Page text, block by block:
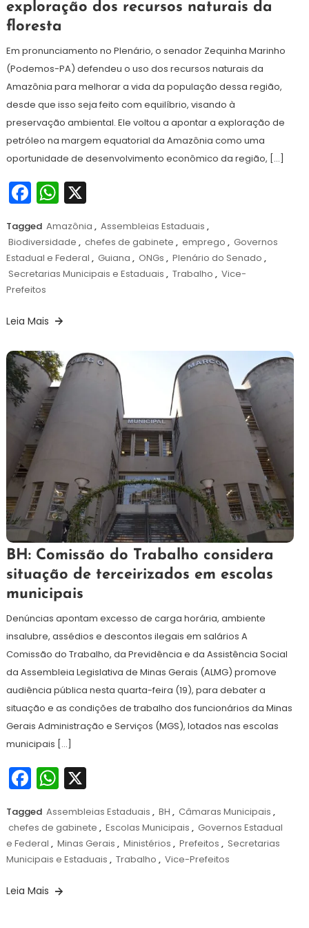
junho
de
exploração dos recursos naturais da
floresta
Em pronunciamento no Plenário, o senador Zequinha Marinho
(Podemos-PA) defendeu o uso dos recursos naturais da
Amazônia para melhorar a vida da população dessa região,
desde que isso seja feito com equilíbrio, visando à
preservação ambiental. Ele voltou a apontar a exploração de
petróleo na margem equatorial da Amazônia como uma
oportunidade de desenvolvimento econômico da região, […]
Facebook
WhatsApp
X
Tagged Amazônia , Assembleias Estaduais ,
Biodiversidade , chefes de gabinete , emprego , Governos
Estadual e Federal , Guiana , ONGs , Plenário do Senado ,
Secretarias Municipais e Estaduais , Trabalho , Vice-
Prefeitos
Leia Mais
19
junho
de
Redação
BH: Comissão do Trabalho considera
situação de terceirizados em escolas
municipais
Denúncias apontam excesso de carga horária, ambiente
insalubre, assédios e descontos ilegais em salários A
Comissão do Trabalho, da Previdência e da Assistência Social
da Assembleia Legislativa de Minas Gerais (ALMG) promove
audiência pública nesta quarta-feira (19), para debater a
situação e as condições de trabalho dos funcionários da Minas
Gerais Administração e Serviços (MGS), lotados nas escolas
municipais […]
Facebook
WhatsApp
X
Tagged Assembleias Estaduais , BH , Câmaras Municipais ,
chefes de gabinete , Escolas Municipais , Governos Estadual
e Federal , Minas Gerais , Ministérios , Prefeitos , Secretarias
Municipais e Estaduais , Trabalho , Vice-Prefeitos
Leia Mais